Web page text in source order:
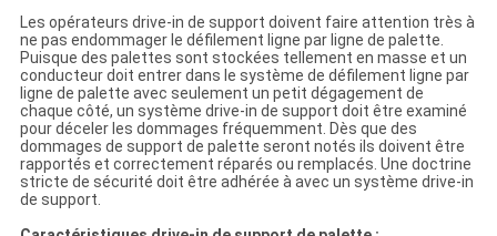
Les opérateurs drive-in de support doivent faire attention très à
ne pas endommager le défilement ligne par ligne de palette.
Puisque des palettes sont stockées tellement en masse et un
conducteur doit entrer dans le système de défilement ligne par
ligne de palette avec seulement un petit dégagement de
chaque côté, un système drive-in de support doit être examiné
pour déceler les dommages fréquemment. Dès que des
dommages de support de palette seront notés ils doivent être
rapportés et correctement réparés ou remplacés. Une doctrine
stricte de sécurité doit être adhérée à avec un système drive-in
de support.